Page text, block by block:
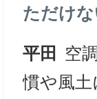
ただけな
平田
空
慣や風